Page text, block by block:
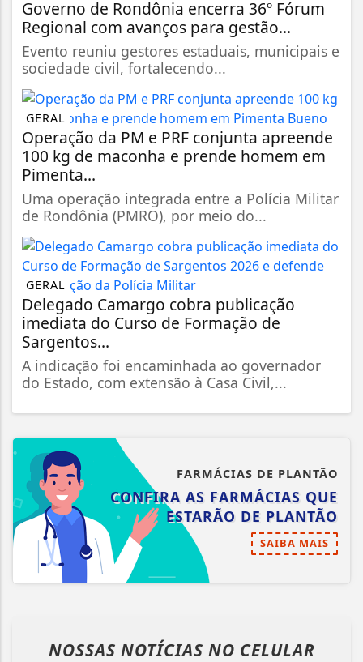
Governo de Rondônia encerra 36º Fórum
Regional com avanços para gestão...
Evento reuniu gestores estaduais, municipais e
sociedade civil, fortalecendo...
GERAL
Operação da PM e PRF conjunta apreende
100 kg de maconha e prende homem em
Pimenta...
Uma operação integrada entre a Polícia Militar
de Rondônia (PMRO), por meio do...
GERAL
Delegado Camargo cobra publicação
imediata do Curso de Formação de
Sargentos...
A indicação foi encaminhada ao governador
do Estado, com extensão à Casa Civil,...
FARMÁCIAS DE PLANTÃO
CONFIRA AS FARMÁCIAS QUE
ESTARÃO DE PLANTÃO
SAIBA MAIS
NOSSAS NOTÍCIAS NO CELULAR